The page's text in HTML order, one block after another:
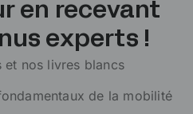
en recevant
experts !
et nos livres blancs
de la mobilité